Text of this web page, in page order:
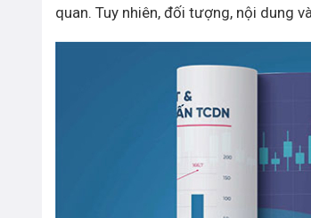
quan. Tuy nhiên, đối tượng, nội dung